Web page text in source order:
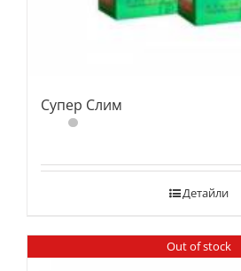
Супер Слим
Детайли
Out of stock